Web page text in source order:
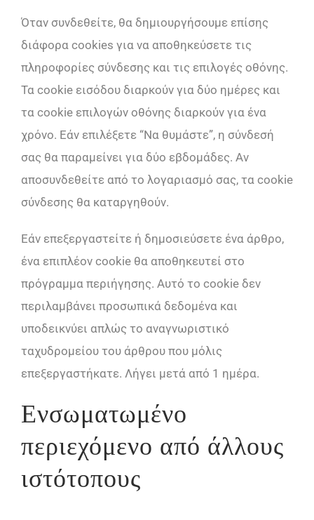
Όταν συνδεθείτε, θα δημιουργήσουμε επίσης
διάφορα cookies για να αποθηκεύσετε τις
πληροφορίες σύνδεσης και τις επιλογές οθόνης.
Τα cookie εισόδου διαρκούν για δύο ημέρες και
τα cookie επιλογών οθόνης διαρκούν για ένα
χρόνο. Εάν επιλέξετε “Να θυμάστε”, η σύνδεσή
σας θα παραμείνει για δύο εβδομάδες. Αν
αποσυνδεθείτε από το λογαριασμό σας, τα cookie
σύνδεσης θα καταργηθούν.
Εάν επεξεργαστείτε ή δημοσιεύσετε ένα άρθρο,
ένα επιπλέον cookie θα αποθηκευτεί στο
πρόγραμμα περιήγησης. Αυτό το cookie δεν
περιλαμβάνει προσωπικά δεδομένα και
υποδεικνύει απλώς το αναγνωριστικό
ταχυδρομείου του άρθρου που μόλις
επεξεργαστήκατε. Λήγει μετά από 1 ημέρα.
Ενσωματωμένο
περιεχόμενο από άλλους
ιστότοπους